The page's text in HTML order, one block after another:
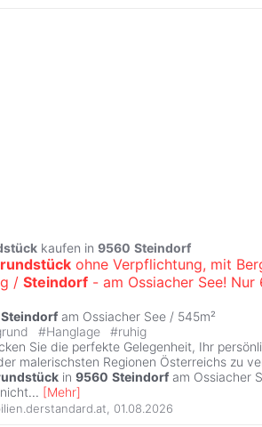
kaufen in 9560 Steindorf
ohne Verpflichtung, mit
/ Steindorf - am Ossiacher See! Nur
Steindorf am Ossiacher See / 545m²
#Hanglage #ruhig
Sie die perfekte Gelegenheit, Ihr
malerischsten Regionen Österreichs zu
in 9560 Steindorf am Ossiacher
... [Mehr]
, 01.08.2026